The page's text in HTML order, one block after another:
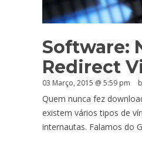
Software:
Redirect
03 Março, 2015 @ 5:59 pm
Quem nunca fez
existem vários tipos de
internautas. Falamos do